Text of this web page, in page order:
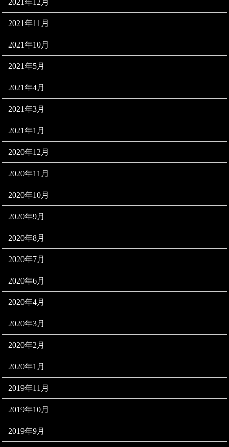
2021年11月
2021年10月
2021年5月
2021年4月
2021年3月
2021年1月
2020年12月
2020年11月
2020年10月
2020年9月
2020年8月
2020年7月
2020年6月
2020年4月
2020年3月
2020年2月
2020年1月
2019年11月
2019年10月
2019年9月